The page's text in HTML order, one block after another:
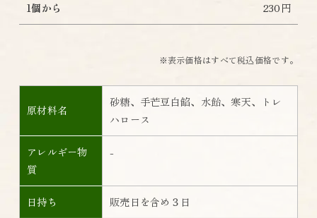
1個から 230円
※表示価格はすべて税込価格です。
原材料名
砂糖、手芒豆白餡、水飴、寒天、トレ
ハロース
アレルギー物
質
-
日持ち 販売日を含め３日